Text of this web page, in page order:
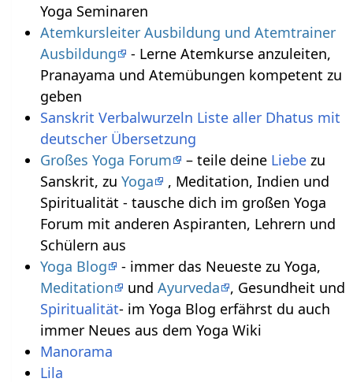
Yoga Seminaren
Atemkursleiter Ausbildung und Atemtrainer
Ausbildung
- Lerne Atemkurse anzuleiten,
Pranayama und Atemübungen kompetent zu
geben
Sanskrit Verbalwurzeln Liste aller Dhatus mit
deutscher Übersetzung
Großes Yoga Forum
– teile deine Liebezu
Sanskrit, zu Yoga
, Meditation, Indien und
Spiritualität - tausche dich im großen Yoga
Forum mit anderen Aspiranten, Lehrern und
Schülern aus
Yoga Blog
- immer das Neueste zu Yoga,
Meditation
und Ayurveda
, Gesundheit und
Spiritualität- im Yoga Blog erfährst du auch
immer Neues aus dem Yoga Wiki
Manorama
Lila